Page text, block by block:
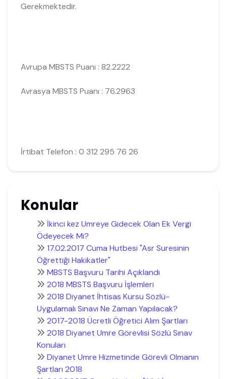
Gerekmektedir.
Avrupa MBSTS Puanı : 82.2222
Avrasya MBSTS Puanı : 76.2963
İrtibat Telefon : 0 312 295 76 26
Konular
İkinci kez Umreye Gidecek Olan Ek Vergi
Ödeyecek Mi?
17.02.2017 Cuma Hutbesi "Asr Suresinin
Öğrettiği Hakikatler"
MBSTS Başvuru Tarihi Açıklandı
2018 MBSTS Başvuru İşlemleri
2018 Diyanet İhtisas Kursu Sözlü-
Uygulamalı Sınavı Ne Zaman Yapılacak?
2017-2018 Ücretli Öğretici Alım Şartları
2018 Diyanet Umre Görevlisi Sözlü Sınav
Konuları
Diyanet Umre Hizmetinde Görevli Olmanın
Şartları 2018